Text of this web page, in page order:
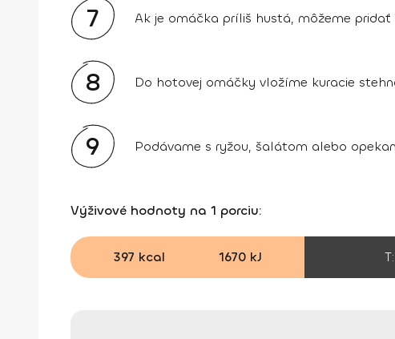
7 Ak je omáčka príliš hustá, môžeme pridať
8 Do hotovej omáčky vložíme kuracie
9 Podávame s ryžou, šalátom alebo
Výživové hodnoty na 1 porciu:
397 kcal 1670 kJ T: